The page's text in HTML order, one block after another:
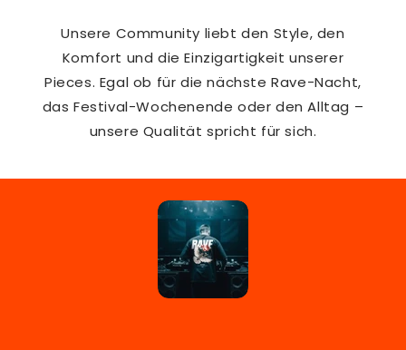
Unsere Community liebt den Style, den
Komfort und die Einzigartigkeit unserer
Pieces. Egal ob für die nächste Rave-Nacht,
das Festival-Wochenende oder den Alltag –
unsere Qualität spricht für sich.